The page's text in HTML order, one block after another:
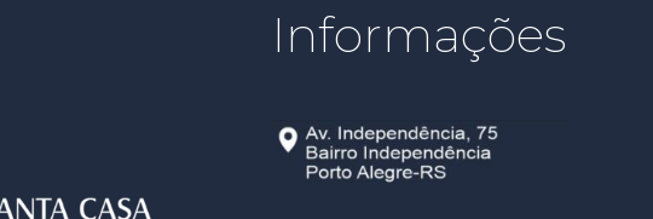
Informações